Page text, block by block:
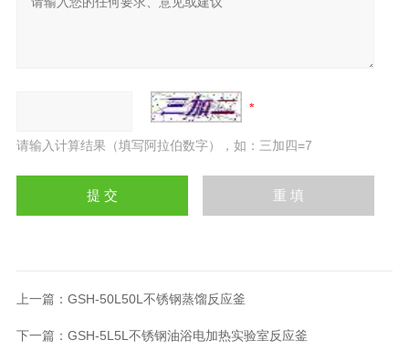
请输入计算结果（填写阿拉伯数字），如：三加四=7
上一篇： GSH-50L50L不锈钢蒸馏反应釜
下一篇： GSH-5L5L不锈钢油浴电加热实验室反应釜